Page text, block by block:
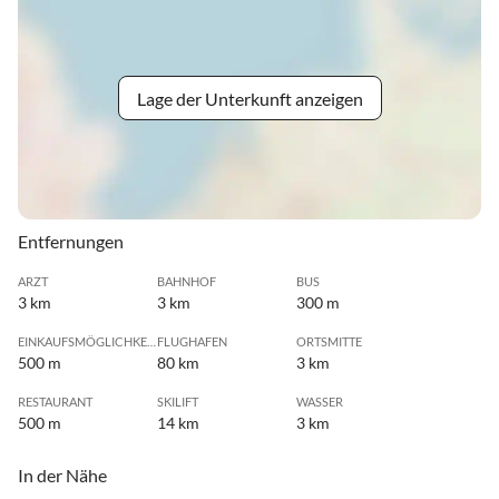
Lage der Unterkunft anzeigen
Entfernungen
ARZT
3 km
BAHNHOF
3 km
BUS
300 m
500 m
FLUGHAFEN
80 km
ORTSMITTE
3 km
RESTAURANT
500 m
SKILIFT
14 km
WASSER
3 km
In der Nähe